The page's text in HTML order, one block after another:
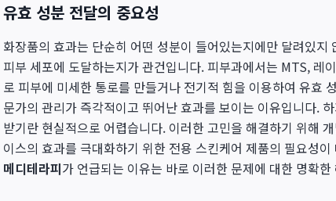
유효 성분 전달의 중요성
화장품의 효과는 단순히 어떤 성분이 들어있는지에만 달려있
피부 세포에 도달하는지가 관건입니다. 피부과에서는 MTS, 레
로 피부에 미세한 통로를 만들거나 전기적 힘을 이용하여 유효
문가의 관리가 즉각적이고 뛰어난 효과를 보이는 이유입니다.
받기란 현실적으로 어렵습니다. 이러한 고민을 해결하기 위해
이스의 효과를 극대화하기 위한 전용 스킨케어 제품의 필요성
메디테라피가 언급되는 이유는 바로 이러한 문제에 대한 명확